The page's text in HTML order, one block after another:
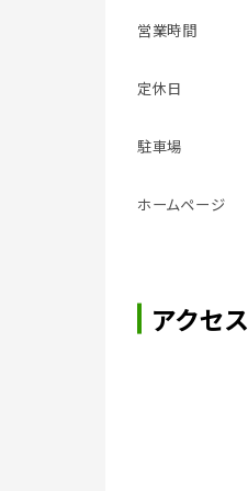
営業時間
定休日
駐車場
ホームページ
アクセス